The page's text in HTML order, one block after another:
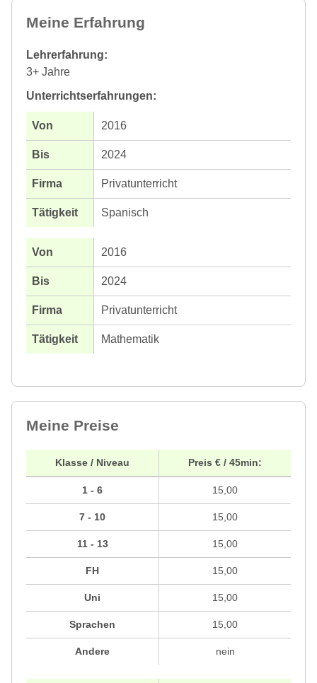
Meine Erfahrung
Lehrerfahrung:
3+ Jahre
Unterrichtserfahrungen:
2016
2024
Privatunterricht
Spanisch
2016
2024
Privatunterricht
Mathematik
Meine Preise
Klasse / Niveau
1 - 6
7 - 10
11 - 13
FH
Uni
Sprachen
Andere
Preis € / 45min:
15,00
15,00
15,00
15,00
15,00
15,00
nein